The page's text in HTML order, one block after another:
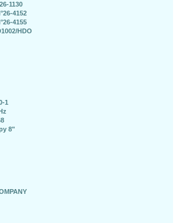
1130
4152
4155
HDO
1
8"